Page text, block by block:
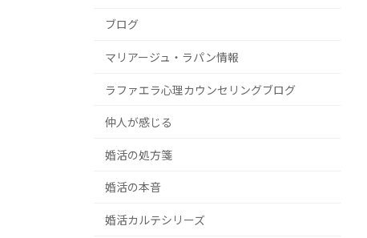
ブログ
マリアージュ・ラパン情報
ラファエラ心理カウンセリングブログ
仲人が感じる
婚活の処方箋
婚活の本音
婚活カルテシリーズ